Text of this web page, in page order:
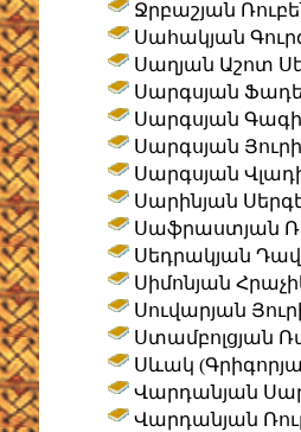
Ջրբաշյան
Սահակյան
Սաղյան Աշոտ
Սարգսյան
Սարգսյան
Սարգսյան Յուրի
Սարգսյան
Սարինյան
Սաֆրաստյան
Սեդրակյան
Սիմոնյան
Սուվարյան
Ստամբոլցյան
Սևակ
Վարդանյան
Վարդանյան